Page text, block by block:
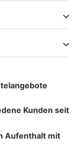
Kunden seit
Aufenthalt mit